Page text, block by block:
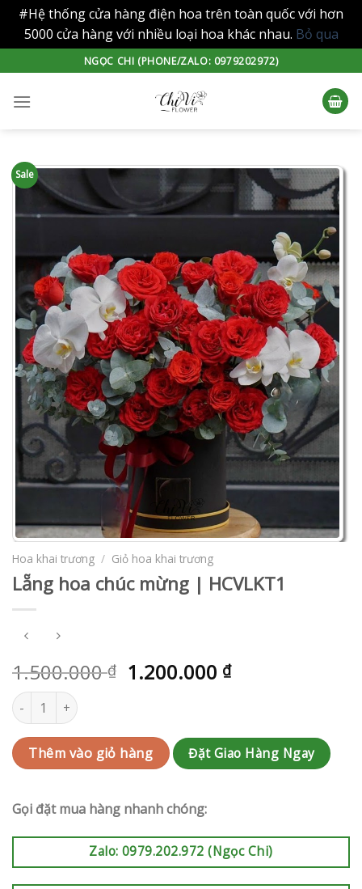
#Hệ thống cửa hàng điện hoa trên toàn quốc với hơn
5000 cửa hàng với nhiều loại hoa khác nhau. Bỏ qua
to
content
NGỌC CHI (PHONE/ZALO: 0979202972)
Sale
Hoa khai trương / Giỏ hoa khai trương
Lẵng hoa chúc mừng | HCVLKT1
1.500.000₫ 1.200.000 ₫
Lẵng hoa chúc mừng | HCVLKT1 số lượng
Thêm vào giỏ hàng Đặt Giao Hàng Ngay
Gọi đặt mua hàng nhanh chóng:
Zalo: 0979.202.972 (Ngọc Chi)